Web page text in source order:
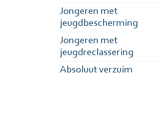
Jongeren met
jeugdbescherming
Jongeren met
jeugdreclassering
Absoluut verzuim